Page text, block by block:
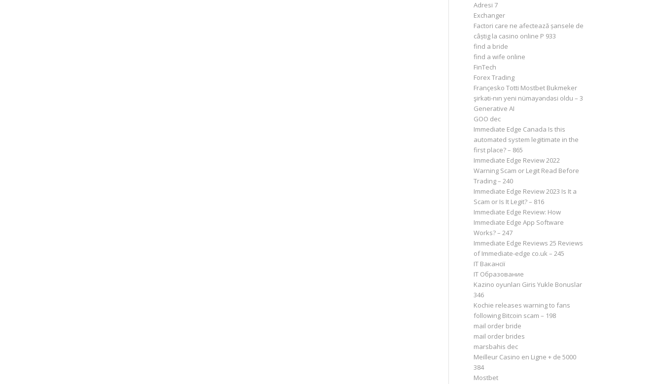
Adresi 7
Exchanger
Factori care ne afectează șansele de
câștig la casino online P 933
find a bride
find a wife online
FinTech
Forex Trading
Françesko Totti Mostbet Bukmeker
şirkəti-nın yeni nümayəndəsi oldu – 3
Generative AI
GOO dec
Immediate Edge Canada Is this
automated system legitimate in the
first place? – 865
Immediate Edge Review 2022
Warning Scam or Legit Read Before
Trading – 240
Immediate Edge Review 2023 Is It a
Scam or Is It Legit? – 816
Immediate Edge Review: How
Immediate Edge App Software
Works? – 247
Immediate Edge Reviews 25 Reviews
of Immediate-edge co.uk – 245
IT Вакансії
IT Образование
Kazino oyunları Giris Yukle Bonuslar
346
Kochie releases warning to fans
following Bitcoin scam – 198
mail order bride
mail order brides
marsbahis dec
Meilleur Casino en Ligne + de 5000
384
Mostbet